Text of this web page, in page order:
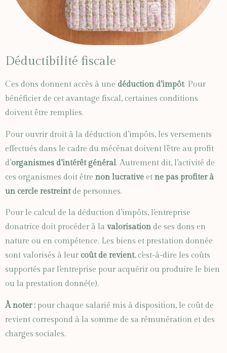
Déductibilité fiscale
Ces dons donnent accès à une déduction d’impôt. Pour
bénéficier de cet avantage fiscal, certaines conditions
doivent être remplies.
Pour ouvrir droit à la déduction d’impôts, les versements
effectués dans le cadre du mécénat doivent l’être au profit
d’organismes d’intérêt général. Autrement dit, l’activité de
ces organismes doit être non lucrative et ne pas profiter à
un cercle restreintde personnes.
Pour le calcul de la déduction d’impôts, l’entreprise
donatrice doit procéder à la valorisation de ses dons en
nature ou en compétence. Les biens et prestation donnée
sont valorisés à leurcoût de revient, c’est-à-dire les coûts
supportés par l’entreprise pour acquérir ou produire le bien
ou la prestation donné(e).
À noter : pour chaque salarié mis à disposition, le coût de
revient correspond à la somme de sa rémunération et des
charges sociales.